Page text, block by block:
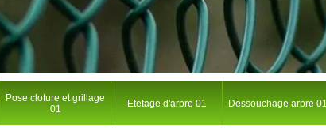
Pose cloture et grillage
01
Etetage d'arbre 01 Dessouchage arbre 01